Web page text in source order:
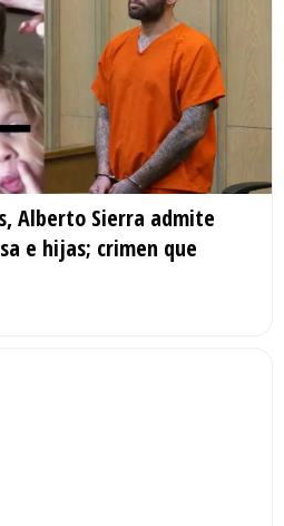
Alberto Sierra admite
e hijas; crimen que